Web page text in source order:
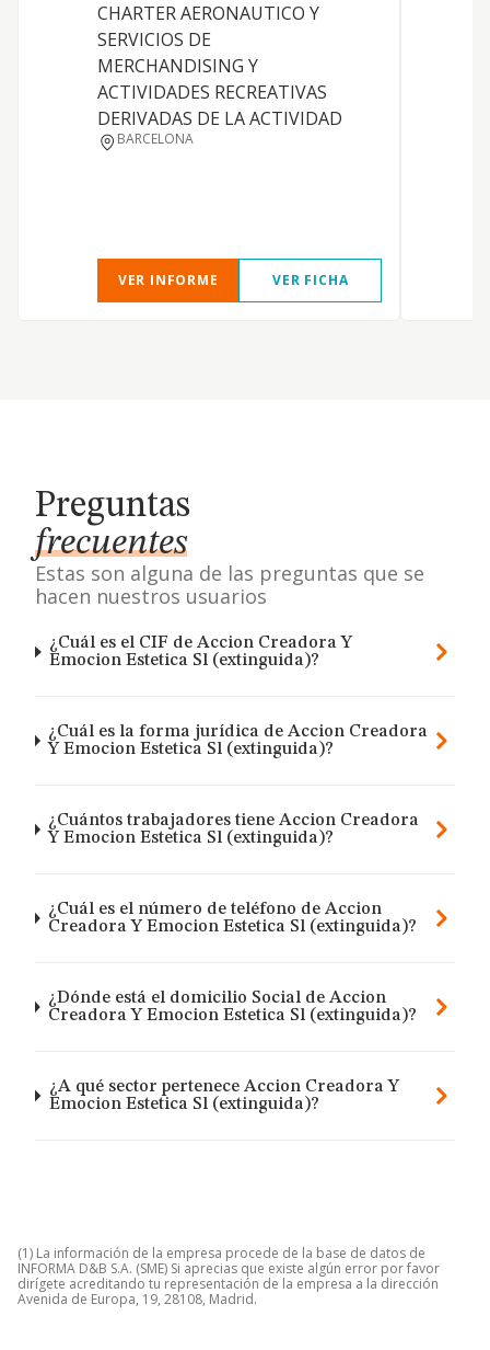
CHARTER AERONAUTICO Y
SERVICIOS DE
MERCHANDISING Y
ACTIVIDADES RECREATIVAS
DERIVADAS DE LA ACTIVIDAD
BARCELONA
VER INFORME VER FICHA
Preguntas
frecuentes
Estas son alguna de las preguntas que se
hacen nuestros usuarios
¿Cuál es el CIF de Accion Creadora Y
Emocion Estetica Sl (extinguida)?
¿Cuál es la forma jurídica de Accion Creadora
Y Emocion Estetica Sl (extinguida)?
¿Cuántos trabajadores tiene Accion Creadora
Y Emocion Estetica Sl (extinguida)?
¿Cuál es el número de teléfono de Accion
Creadora Y Emocion Estetica Sl (extinguida)?
¿Dónde está el domicilio Social de Accion
Creadora Y Emocion Estetica Sl (extinguida)?
¿A qué sector pertenece Accion Creadora Y
Emocion Estetica Sl (extinguida)?
(1) La información de la empresa procede de la base de datos de
INFORMA D&B S.A. (SME) Si aprecias que existe algún error por favor
dirígete acreditando tu representación de la empresa a la dirección
Avenida de Europa, 19, 28108, Madrid.